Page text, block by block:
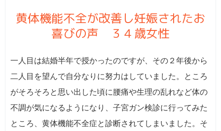
黄体機能不全が改善し妊娠されたお
喜びの声 ３４歳女性
一人目は結婚半年で授かったのですが、その２年後から
二人目を望んで自分なりに努力はしていました。ところ
がそろそろと思い出した頃に腰痛や生理の乱れなど体の
不調が気になるようになり、子宮ガン検診に行ってみた
ところ、黄体機能不全症と診断されてしまいました。そ